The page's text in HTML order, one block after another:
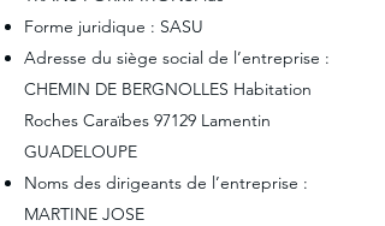
Forme juridique : SASU
Adresse du siège social de l’entreprise :
CHEMIN DE BERGNOLLES Habitation
Roches Caraïbes 97129 Lamentin
GUADELOUPE
Noms des dirigeants de l’entreprise :
MARTINE JOSE